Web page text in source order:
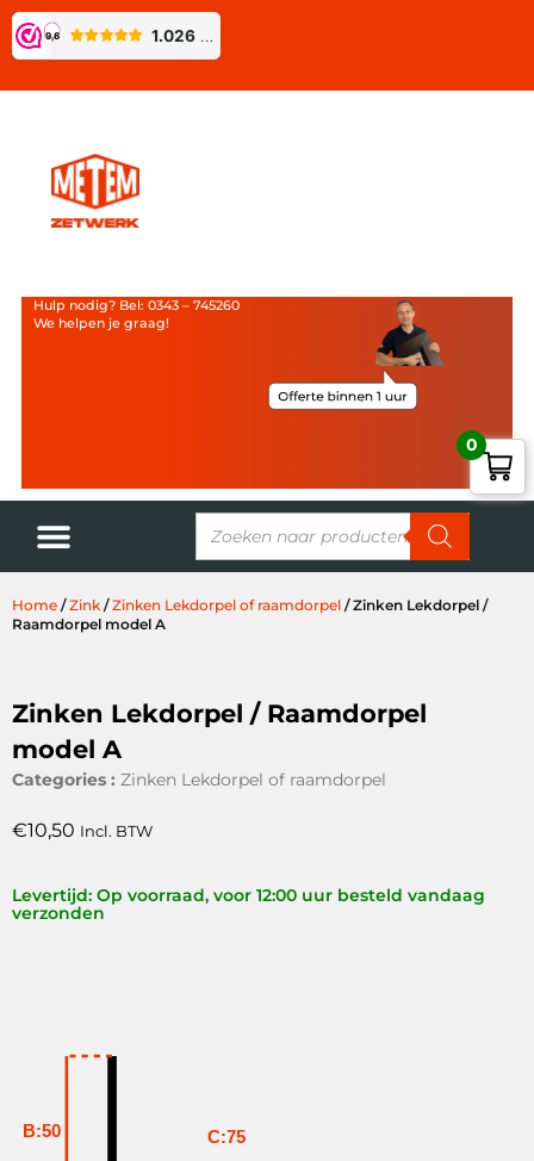
Hulp nodig? Bel: 0343 – 745260
We helpen je graag!
Home /Zink /Zinken Lekdorpel of raamdorpel / Zinken Lekdorpel /
Raamdorpel model A
Zinken Lekdorpel / Raamdorpel
model A
Categories : Zinken Lekdorpel of raamdorpel
€10,50 Incl. BTW
Levertijd: Op voorraad, voor 12:00 uur besteld vandaag
verzonden
B:50 C:75
0